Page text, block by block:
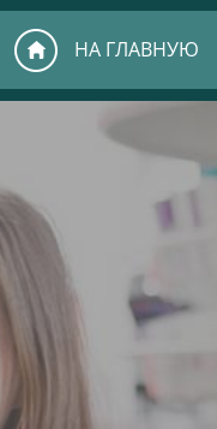
НА ГЛАВНУЮ